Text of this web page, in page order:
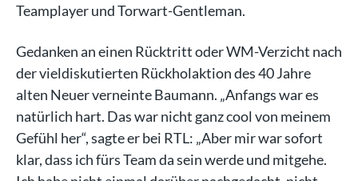
Teamplayer und Torwart-Gentleman.
Gedanken an einen Rücktritt oder WM-Verzicht nach
der vieldiskutierten Rückholaktion des 40 Jahre
alten Neuer verneinte Baumann. „Anfangs war es
natürlich hart. Das war nicht ganz cool von meinem
Gefühl her“, sagte er bei RTL: „Aber mir war sofort
klar, dass ich fürs Team da sein werde und mitgehe.